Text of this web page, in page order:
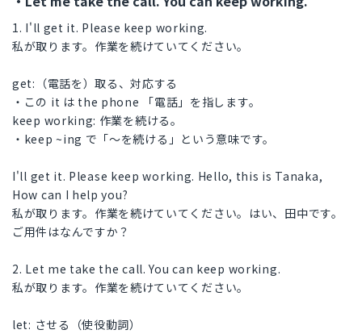
1. I'll get it. Please keep working.
私が取ります。作業を続けていてください。
get:（電話を）取る、対応する
・この it は the phone 「電話」を指します。
keep working: 作業を続ける。
・keep ~ing で「〜を続ける」という意味です。
I'll get it. Please keep working. Hello, this is Tanaka,
How can I help you?
私が取ります。作業を続けていてください。はい、田中です。
ご用件はなんですか？
2. Let me take the call. You can keep working.
私が取ります。作業を続けていてください。
let: させる（使役動詞）